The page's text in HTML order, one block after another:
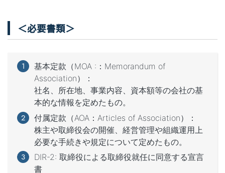
＜必要書類＞
基本定款（MOA :：Memorandum of
Association）：
社名、所在地、事業内容、資本額等の会社の基
本的な情報を定めたもの。
付属定款（AOA：Articles of Association）：
株主や取締役会の開催、経営管理や組織運用上
必要な手続きや規定について定めたもの。
DIR-2: 取締役による取締役就任に同意する宣言
書